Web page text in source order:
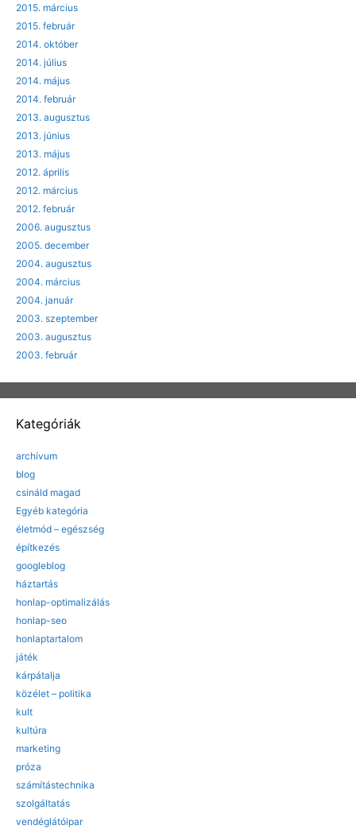
2015. március
2015. február
2014. október
2014. július
2014. május
2014. február
2013. augusztus
2013. június
2013. május
2012. április
2012. március
2012. február
2006. augusztus
2005. december
2004. augusztus
2004. március
2004. január
2003. szeptember
2003. augusztus
2003. február
Kategóriák
archívum
blog
csináld magad
Egyéb kategória
életmód – egészség
építkezés
googleblog
háztartás
honlap-optimalizálás
honlap-seo
honlaptartalom
játék
kárpátalja
közélet – politika
kult
kultúra
marketing
próza
számítástechnika
szolgáltatás
vendéglátóipar